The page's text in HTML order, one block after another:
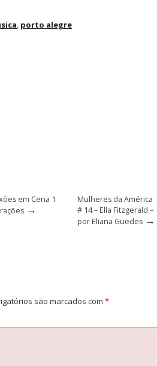
, porto alegre
em Cena 1
→
Mulheres da América
# 14 – Ella Fitzgerald –
por Eliana Guedes →
são marcados com *